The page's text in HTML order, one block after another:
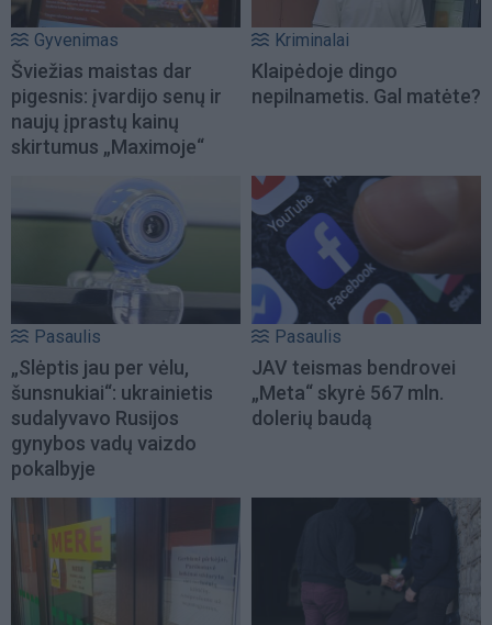
Gyvenimas
Šviežias maistas dar
pigesnis: įvardijo senų ir
naujų įprastų kainų
skirtumus „Maximoje“
Kriminalai
Klaipėdoje dingo
nepilnametis. Gal matėte?
Pasaulis
„Slėptis jau per vėlu,
šunsnukiai“: ukrainietis
sudalyvavo Rusijos
gynybos vadų vaizdo
pokalbyje
Pasaulis
JAV teismas bendrovei
„Meta“ skyrė 567 mln.
dolerių baudą